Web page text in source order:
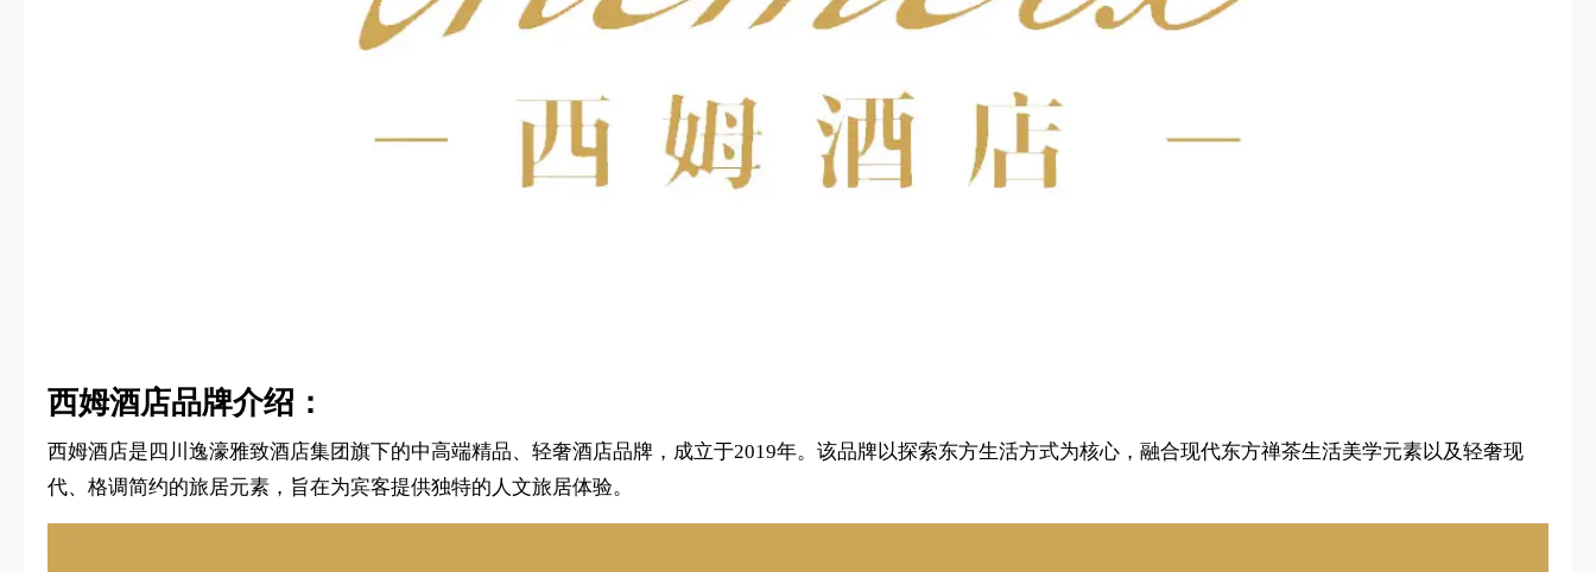
西姆酒店品牌介绍：
西姆酒店是四川逸濠雅致酒店集团旗下的中高端精品、轻奢酒店品牌，成立于2019年。该品牌以探索东方生活方式为核心，融合现代东方禅茶生活美学元素以及轻奢现
代、格调简约的旅居元素，旨在为宾客提供独特的人文旅居体验。